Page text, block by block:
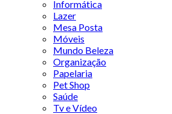
Informática
Lazer
Mesa Posta
Móveis
Mundo Beleza
Organização
Papelaria
Pet Shop
Saúde
Tv e Vídeo